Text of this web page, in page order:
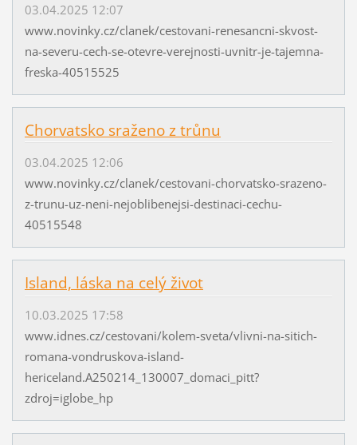
03.04.2025 12:07
www.novinky.cz/clanek/cestovani-renesancni-skvost-
na-severu-cech-se-otevre-verejnosti-uvnitr-je-tajemna-
freska-40515525
Chorvatsko sraženo z trůnu
03.04.2025 12:06
www.novinky.cz/clanek/cestovani-chorvatsko-srazeno-
z-trunu-uz-neni-nejoblibenejsi-destinaci-cechu-
40515548
Island, láska na celý život
10.03.2025 17:58
www.idnes.cz/cestovani/kolem-sveta/vlivni-na-sitich-
romana-vondruskova-island-
hericeland.A250214_130007_domaci_pitt?
zdroj=iglobe_hp